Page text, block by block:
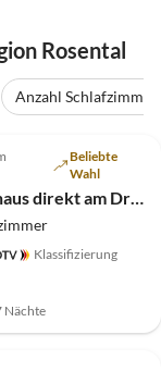
Rosental
Anzahl Schlafzimmer
Beliebte
Wahl
Ferienhaus direkt am Draustausee gelegen
Klassifizierung
Nächte
(9)